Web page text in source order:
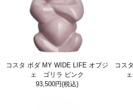
コスタ ボダ MY WIDE LIFE オブジ
ェ ゴリラ ピンク
93,500円(税込)
コス